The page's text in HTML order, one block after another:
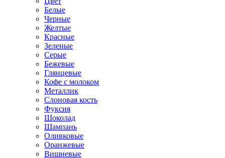
Белые
Черные
Желтые
Красные
Зеленые
Серые
Бежевые
Глянцевые
Кофе с молоком
Металлик
Слоновая кость
Фуксия
Шоколад
Шампань
Оливковые
Оранжевые
Вишневые